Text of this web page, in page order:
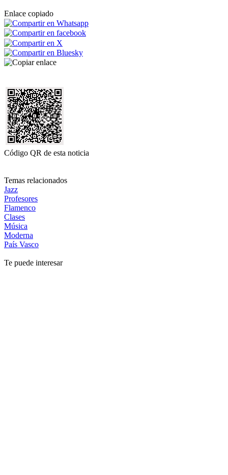
Enlace copiado
Código QR de esta noticia
Temas relacionados
Jazz
Profesores
Flamenco
Clases
Música
Moderna
País Vasco
Te puede interesar